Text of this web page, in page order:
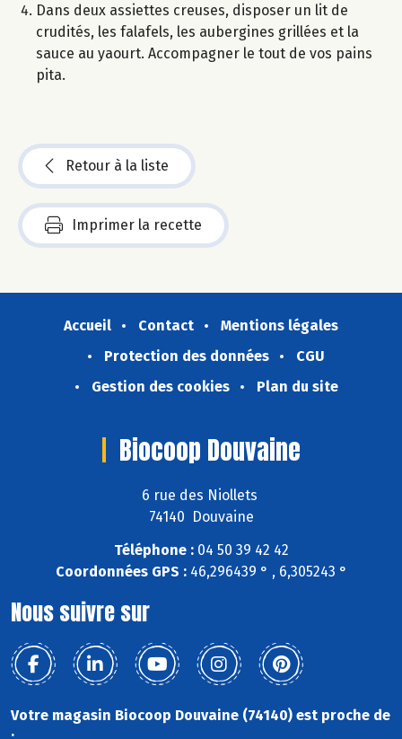
Dans deux assiettes creuses, disposer un lit de
crudités, les falafels, les aubergines grillées et la
sauce au yaourt. Accompagner le tout de vos pains
pita.
Retour à la liste
Imprimer la recette
Accueil Contact
Mentions légales
Protection des données
CGU
Gestion des cookies
Plan du site
Biocoop Douvaine
6 rue des Niollets
74140 Douvaine
Téléphone :04 50 39 42 42
Coordonnées GPS :46,296439 ° , 6,305243 °
Nous suivre sur
Votre magasin Biocoop Douvaine (74140) est proche de